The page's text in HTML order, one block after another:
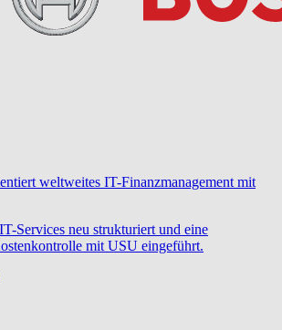
weltweites IT-Finanzmanagement mit
Services neu strukturiert und eine
mit USU eingeführt.